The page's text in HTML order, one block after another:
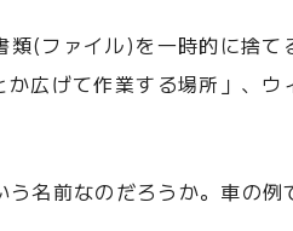
(ファイル)を一時的に捨
広げて作業する場所」、
名前なのだろうか。車の